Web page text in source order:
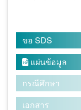
ขอ SDS
 แผ่นข้อมูล
กรณีศึกษา
เอกสาร